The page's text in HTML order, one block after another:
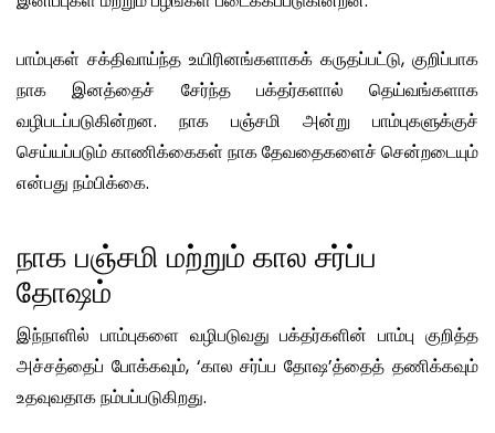
பாம்புகள் சக்திவாய்ந்த உயிரினங்களாகக் கருதப்பட்டு, குறிப்பாக
நாக இனத்தைச் சேர்ந்த பக்தர்களால் தெய்வங்களாக
வழிபடப்படுகின்றன. நாக பஞ்சமி அன்று பாம்புகளுக்குச்
செய்யப்படும் காணிக்கைகள் நாக தேவதைகளைச் சென்றடையும்
என்பது நம்பிக்கை.
நாக பஞ்சமி மற்றும் கால சர்ப்ப
தோஷம்
இந்நாளில் பாம்புகளை வழிபடுவது பக்தர்களின் பாம்பு குறித்த
அச்சத்தைப் போக்கவும், ‘கால சர்ப்ப தோஷ’த்தைத் தணிக்கவும்
உதவுவதாக நம்பப்படுகிறது.